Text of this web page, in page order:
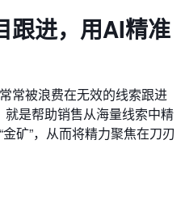
跟进，用AI精准
常被浪费在无效的线索跟进
是帮助销售从海量线索中精
矿”，从而将精力聚焦在刀刃